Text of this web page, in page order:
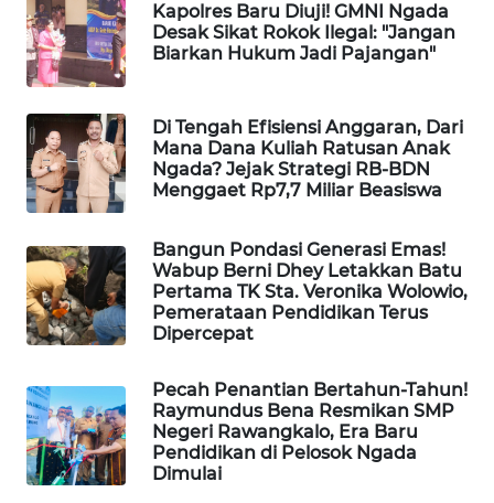
Kapolres Baru Diuji! GMNI Ngada
Desak Sikat Rokok Ilegal: "Jangan
Biarkan Hukum Jadi Pajangan"
Di Tengah Efisiensi Anggaran, Dari
Mana Dana Kuliah Ratusan Anak
Ngada? Jejak Strategi RB-BDN
Menggaet Rp7,7 Miliar Beasiswa
Bangun Pondasi Generasi Emas!
Wabup Berni Dhey Letakkan Batu
Pertama TK Sta. Veronika Wolowio,
Pemerataan Pendidikan Terus
Dipercepat
Pecah Penantian Bertahun-Tahun!
Raymundus Bena Resmikan SMP
Negeri Rawangkalo, Era Baru
Pendidikan di Pelosok Ngada
Dimulai
KOPEKLIN
PORTAL
FORWAMKI
ALPERKLINAS
FORJASIDA
TAMBANG
NEWS
SITUNGIR
NEWS
SIDIKALANG